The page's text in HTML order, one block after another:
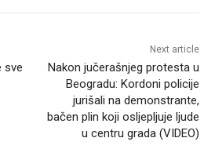
sve
Next article
Nakon jučerašnjeg protesta u
Beogradu: Kordoni policije
jurišali na demonstrante,
bačen plin koji osljepljuje ljude
u centru grada (VIDEO)